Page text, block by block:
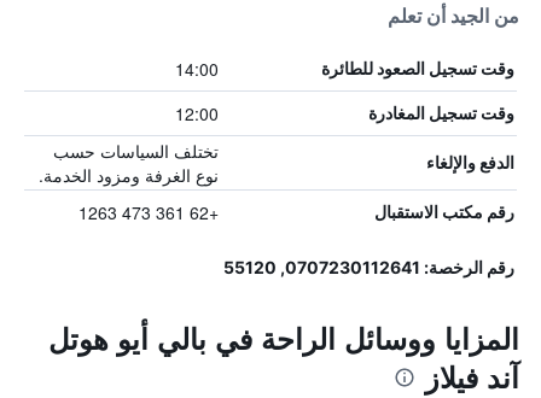
من الجيد أن تعلم
وقت تسجيل الصعود للطائرة 14:00
وقت تسجيل المغادرة 12:00
الدفع والإلغاء
تختلف السياسات حسب
نوع الغرفة ومزود الخدمة.
رقم مكتب الاستقبال +62 361 473 1263
رقم الرخصة: 0707230112641, 55120
المزايا ووسائل الراحة في بالي أيو هوتل
آند فيلاز